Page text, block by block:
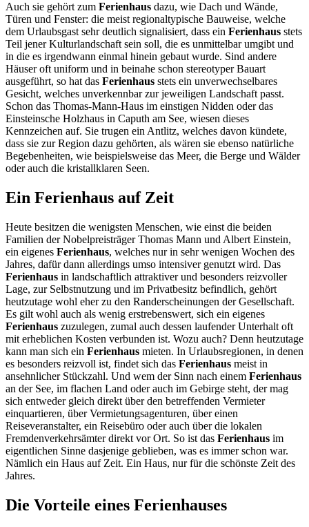
Auch sie gehört zum Ferienhaus dazu, wie Dach und Wände,
Türen und Fenster: die meist regionaltypische Bauweise, welche
dem Urlaubsgast sehr deutlich signalisiert, dass ein Ferienhaus stets
Teil jener Kulturlandschaft sein soll, die es unmittelbar umgibt und
in die es irgendwann einmal hinein gebaut wurde. Sind andere
Häuser oft uniform und in beinahe schon stereotyper Bauart
ausgeführt, so hat das Ferienhaus stets ein unverwechselbares
Gesicht, welches unverkennbar zur jeweiligen Landschaft passt.
Schon das Thomas-Mann-Haus im einstigen Nidden oder das
Einsteinsche Holzhaus in Caputh am See, wiesen dieses
Kennzeichen auf. Sie trugen ein Antlitz, welches davon kündete,
dass sie zur Region dazu gehörten, als wären sie ebenso natürliche
Begebenheiten, wie beispielsweise das Meer, die Berge und Wälder
oder auch die kristallklaren Seen.
Ein Ferienhaus auf Zeit
Heute besitzen die wenigsten Menschen, wie einst die beiden
Familien der Nobelpreisträger Thomas Mann und Albert Einstein,
ein eigenes Ferienhaus, welches nur in sehr wenigen Wochen des
Jahres, dafür dann allerdings umso intensiver genutzt wird. Das
Ferienhaus in landschaftlich attraktiver und besonders reizvoller
Lage, zur Selbstnutzung und im Privatbesitz befindlich, gehört
heutzutage wohl eher zu den Randerscheinungen der Gesellschaft.
Es gilt wohl auch als wenig erstrebenswert, sich ein eigenes
Ferienhaus zuzulegen, zumal auch dessen laufender Unterhalt oft
mit erheblichen Kosten verbunden ist. Wozu auch? Denn heutzutage
kann man sich ein Ferienhaus mieten. In Urlaubsregionen, in denen
es besonders reizvoll ist, findet sich das Ferienhaus meist in
ansehnlicher Stückzahl. Und wem der Sinn nach einem Ferienhaus
an der See, im flachen Land oder auch im Gebirge steht, der mag
sich entweder gleich direkt über den betreffenden Vermieter
einquartieren, über Vermietungsagenturen, über einen
Reiseveranstalter, ein Reisebüro oder auch über die lokalen
Fremdenverkehrsämter direkt vor Ort. So ist das Ferienhaus im
eigentlichen Sinne dasjenige geblieben, was es immer schon war.
Nämlich ein Haus auf Zeit. Ein Haus, nur für die schönste Zeit des
Jahres.
Die Vorteile eines Ferienhauses